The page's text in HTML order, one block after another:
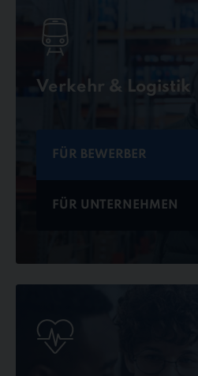
Verkehr & Logistik
FÜR BEWERBER
FÜR UNTERNEHMEN